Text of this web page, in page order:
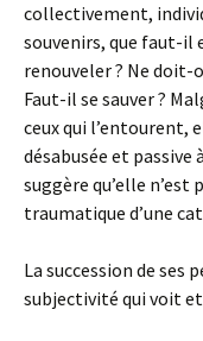
collectivement,
souvenirs, que faut-il
renouveler ? Ne doit-
Faut-il se sauver ?
ceux qui l’entourent,
désabusée et passive
suggère qu’elle n’est
traumatique d’une
La succession de ses
subjectivité qui voit et